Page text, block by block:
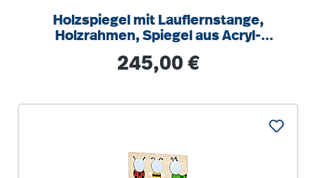
Holzspiegel mit Lauflernstange,
Holzrahmen, Spiegel aus Acryl-
Regulärer Preis:
245,00 €